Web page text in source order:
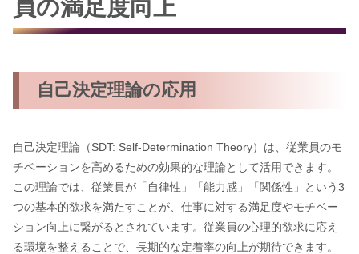
員の満足度向上
自己決定理論の応用
自己決定理論（SDT: Self-Determination Theory）は、従業員のモ
チベーションを高めるための効果的な理論として活用できます。
この理論では、従業員が「自律性」「能力感」「関係性」という3
つの基本的欲求を満たすことが、仕事に対する満足度やモチベー
ション向上に繋がるとされています。従業員の心理的欲求に応え
る環境を整えることで、長期的な定着率の向上が期待できます。